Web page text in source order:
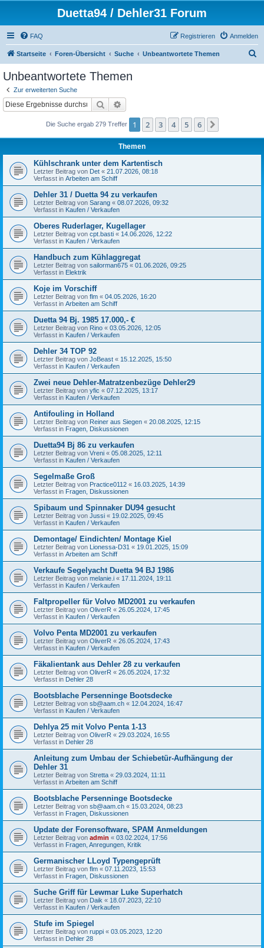
Duetta94 / Dehler31 Forum
FAQ Anmelden
Registrieren
Startseite Foren-Übersicht Suche Unbeantwortete Themen
Unbeantwortete Themen
Zur erweiterten Suche
Suche
Die Suche ergab 279 Treffer 1 2 3 4 5 6
Themen
Kühlschrank unter dem Kartentisch
Letzter Beitrag von Det « 21.07.2026, 08:18
Verfasst in Arbeiten am Schiff
Dehler 31 / Duetta 94 zu verkaufen
Letzter Beitrag von Sarang « 08.07.2026, 09:32
Verfasst in Kaufen / Verkaufen
Oberes Ruderlager, Kugellager
Letzter Beitrag von cpt.basti « 14.06.2026, 12:22
Verfasst in Kaufen / Verkaufen
Handbuch zum Kühlaggregat
Letzter Beitrag von sailorman675 « 01.06.2026, 09:25
Verfasst in Elektrik
Koje im Vorschiff
Letzter Beitrag von flm « 04.05.2026, 16:20
Verfasst in Arbeiten am Schiff
Duetta 94 Bj. 1985 17.000,- €
Letzter Beitrag von Rino « 03.05.2026, 12:05
Verfasst in Kaufen / Verkaufen
Dehler 34 TOP 92
Letzter Beitrag von JoBeast « 15.12.2025, 15:50
Verfasst in Kaufen / Verkaufen
Zwei neue Dehler-Matratzenbezüge Dehler29
Letzter Beitrag von yfic « 07.12.2025, 13:17
Verfasst in Kaufen / Verkaufen
Antifouling in Holland
Letzter Beitrag von Reiner aus Siegen « 20.08.2025, 12:15
Verfasst in Fragen, Diskussionen
Duetta94 Bj 86 zu verkaufen
Letzter Beitrag von Vreni « 05.08.2025, 12:11
Verfasst in Kaufen / Verkaufen
Segelmaße Groß
Letzter Beitrag von Practice0112 « 16.03.2025, 14:39
Verfasst in Fragen, Diskussionen
Spibaum und Spinnaker DU94 gesucht
Letzter Beitrag von Jussi « 19.02.2025, 09:45
Verfasst in Kaufen / Verkaufen
Demontage/ Eindichten/ Montage Kiel
Letzter Beitrag von Lionessa-D31 « 19.01.2025, 15:09
Verfasst in Arbeiten am Schiff
Verkaufe Segelyacht Duetta 94 BJ 1986
Letzter Beitrag von melanie.i « 17.11.2024, 19:11
Verfasst in Kaufen / Verkaufen
Faltpropeller für Volvo MD2001 zu verkaufen
Letzter Beitrag von OliverR « 26.05.2024, 17:45
Verfasst in Kaufen / Verkaufen
Volvo Penta MD2001 zu verkaufen
Letzter Beitrag von OliverR « 26.05.2024, 17:43
Verfasst in Kaufen / Verkaufen
Fäkalientank aus Dehler 28 zu verkaufen
Letzter Beitrag von OliverR « 26.05.2024, 17:32
Verfasst in Dehler 28
Bootsblache Persenninge Bootsdecke
Letzter Beitrag von sb@aam.ch « 12.04.2024, 16:47
Verfasst in Kaufen / Verkaufen
Dehlya 25 mit Volvo Penta 1-13
Letzter Beitrag von OliverR « 29.03.2024, 16:55
Verfasst in Dehler 28
Anleitung zum Umbau der Schiebetür-Aufhängung der
Dehler 31
Letzter Beitrag von Stretta « 29.03.2024, 11:11
Verfasst in Arbeiten am Schiff
Bootsblache Persenninge Bootsdecke
Letzter Beitrag von sb@aam.ch « 15.03.2024, 08:23
Verfasst in Fragen, Diskussionen
Update der Forensoftware, SPAM Anmeldungen
Letzter Beitrag von admin « 03.02.2024, 17:56
Verfasst in Fragen, Anregungen, Kritik
Germanischer LLoyd Typengeprüft
Letzter Beitrag von flm « 07.11.2023, 15:53
Verfasst in Fragen, Diskussionen
Suche Griff für Lewmar Luke Superhatch
Letzter Beitrag von Daik « 18.07.2023, 22:10
Verfasst in Kaufen / Verkaufen
Stufe im Spiegel
Letzter Beitrag von ruppi « 03.05.2023, 12:20
Verfasst in Dehler 28